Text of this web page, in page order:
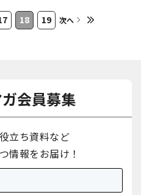
18 19 次へ
会員募集
立ち資料など
情報をお届け！